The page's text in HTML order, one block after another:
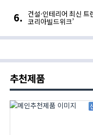
건설·인테리어 최신
코리아빌드위크’
추천제품